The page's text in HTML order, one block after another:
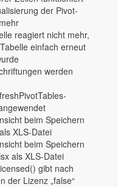
der Pivot-
reagiert nicht mehr,
einfach erneut
werden
beim Speichern
XLS-Datei
beim Speichern
als XLS-Datei
gibt nach
der Lizenz „false“